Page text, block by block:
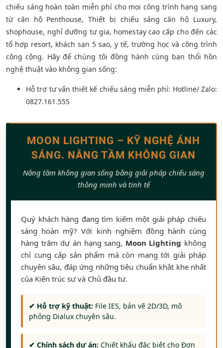
chiếu sáng hoàn toàn miễn phí cho mọi công trình hạng sang
từ căn hộ Penthouse, Thiết bị chiếu sáng căn hộ Luxury,
shophouse, nghỉ dưỡng tư gia, homestay cao cấp cho đến các
tổ hợp resort, khách sạn 5 sao, y tế, trường học và công trình
công cộng. Hãy để chúng tôi đồng hành cùng bạn thổi hồn
nghệ thuật vào không gian sống:
Hỗ trợ tư vấn thiết kế chiếu sáng miễn phí: Hotline/ Zalo:
0827.161.555
MOON LIGHTING – KỸ NGHỆ ÁNH
SÁNG. NÂNG TẦM KHÔNG GIAN
Nâng tầm không gian sống bằng giải pháp chiếu sáng
thông minh và tinh tế
Quý khách hàng đang tìm kiếm một giải pháp chiếu
sáng hoàn mỹ? Với kinh nghiệm đồng hành cùng
hàng trăm dự án hạng sang, Moon Lighting không
chỉ cung cấp sản phẩm mà còn mang tới giải pháp
chuyên sâu, đáp ứng những tiêu chuẩn khắt khe nhất
của Kiến trúc sư và Chủ đầu tư.
✔ Hỗ trợ kỹ thuật: File IES, bản vẽ 2D/3D, mô
phỏng Dialux chuyên sâu.
✔ Chính sách dự án: Chiết khấu đặc biệt cho Đơn